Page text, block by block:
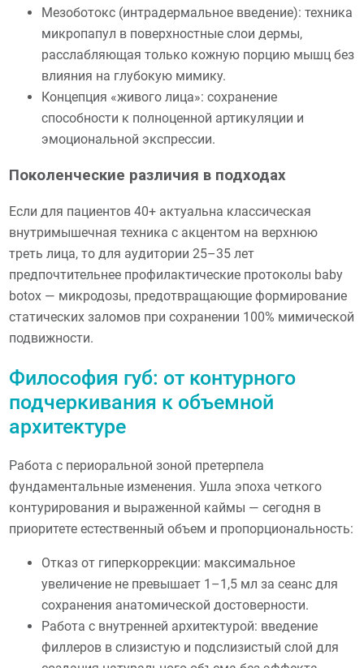
Мезоботокс (интрадермальное введение): техника
микропапул в поверхностные слои дермы,
расслабляющая только кожную порцию мышц без
влияния на глубокую мимику.
Концепция «живого лица»: сохранение
способности к полноценной артикуляции и
эмоциональной экспрессии.
Поколенческие различия в подходах
Если для пациентов 40+ актуальна классическая
внутримышечная техника с акцентом на верхнюю
треть лица, то для аудитории 25–35 лет
предпочтительнее профилактические протоколы baby
botox — микродозы, предотвращающие формирование
статических заломов при сохранении 100% мимической
подвижности.
Философия губ: от контурного
подчеркивания к объемной
архитектуре
Работа с периоральной зоной претерпела
фундаментальные изменения. Ушла эпоха четкого
контурирования и выраженной каймы — сегодня в
приоритете естественный объем и пропорциональность:
Отказ от гиперкоррекции: максимальное
увеличение не превышает 1–1,5 мл за сеанс для
сохранения анатомической достоверности.
Работа с внутренней архитектурой: введение
филлеров в слизистую и подслизистый слой для